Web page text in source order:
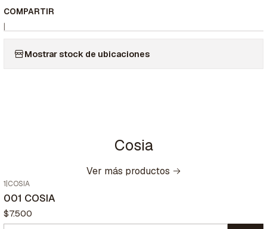
COMPARTIR
|
Mostrar stock de ubicaciones
Cosia
Ver más productos
1 COSIA
001 COSIA
$7.500